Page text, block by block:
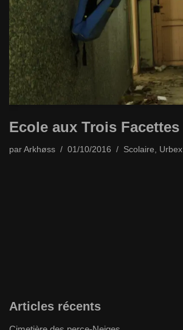
Ecole aux Trois Facettes
par Arkhøss 01/10/2016 Scolaire, Urbex
Articles récents